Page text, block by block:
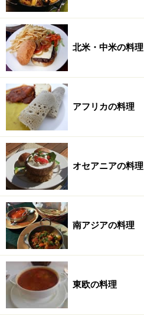
北米・中米の料理
アフリカの料理
オセアニアの料理
南アジアの料理
東欧の料理